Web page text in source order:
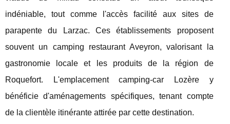
indéniable, tout comme l'accès facilité aux sites de
parapente du Larzac. Ces établissements proposent
souvent un camping restaurant Aveyron, valorisant la
gastronomie locale et les produits de la région de
Roquefort. L'emplacement camping-car Lozère y
bénéficie d'aménagements spécifiques, tenant compte
de la clientèle itinérante attirée par cette destination.